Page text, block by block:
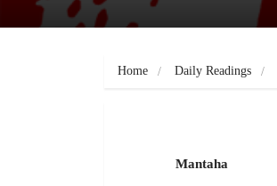
Home Daily Readings
Mantaha